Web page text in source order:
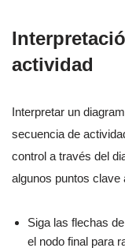
actividad
Interpretar un
secuencia de
control a través del
algunos puntos clave
Siga las flechas
el nodo final para